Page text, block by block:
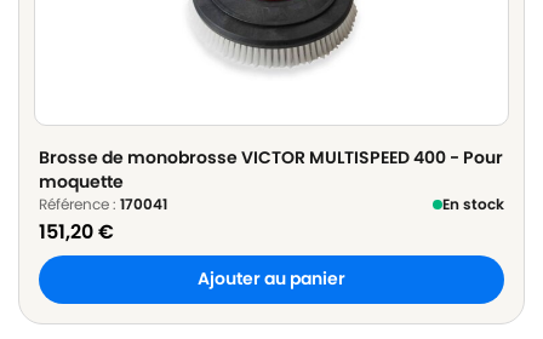
Brosse de monobrosse VICTOR MULTISPEED 400 - Pour
moquette
Référence : 170041 En stock
151,20€
Ajouter au panier